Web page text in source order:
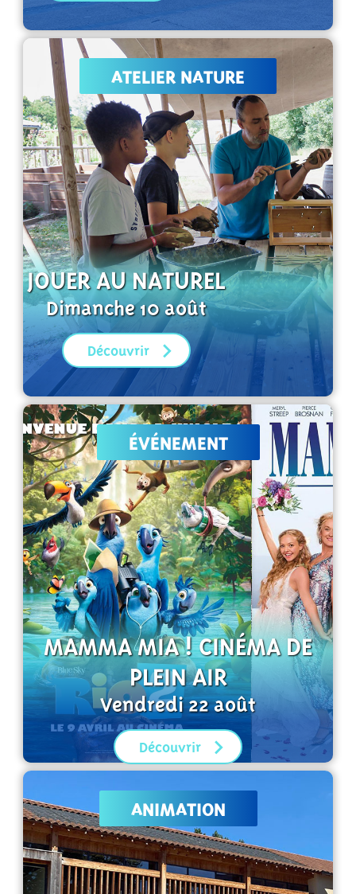
ATELIER NATURE
JOUER AU NATUREL
Dimanche 10 août
Découvrir
ÉVÉNEMENT
MAMMA MIA ! CINÉMA DE
PLEIN AIR
Vendredi 22 août
Découvrir
ANIMATION